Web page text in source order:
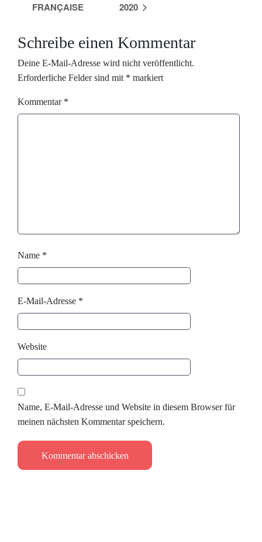
FRANÇAISE
2020
Schreibe einen Kommentar
Deine E-Mail-Adresse wird nicht veröffentlicht.
Erforderliche Felder sind mit * markiert
Kommentar *
Name *
E-Mail-Adresse *
Website
Name, E-Mail-Adresse und Website in diesem Browser für
meinen nächsten Kommentar speichern.